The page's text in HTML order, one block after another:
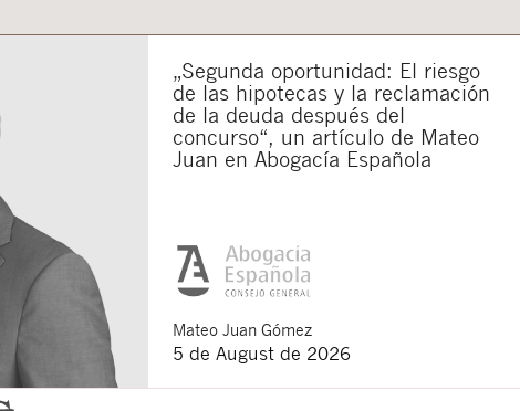
„Segunda oportunidad: El riesgo
de las hipotecas y la reclamación
de la deuda después del
concurso“, un artículo de Mateo
Juan en Abogacía Española
Mateo Juan Gómez
5 de August de 2026